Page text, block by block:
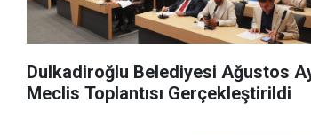
Dulkadiroğlu Belediyesi Ağustos
Meclis Toplantısı Gerçekleştirildi